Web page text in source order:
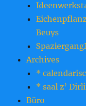
Beuys
Archives
*
* saal z’
Büro